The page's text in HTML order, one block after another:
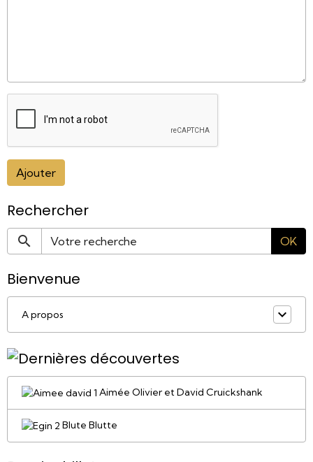
Ajouter
Rechercher
OK
Bienvenue
A propos
Aimée Olivier et David Cruickshank
Blute Blutte